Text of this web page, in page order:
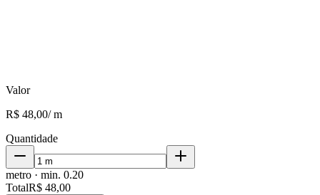
Valor
R$ 48,00/m
Quantidade
metro · min. 0.20
TotalR$ 48,00